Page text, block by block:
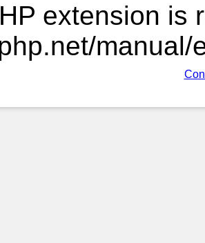
extension is
manual/